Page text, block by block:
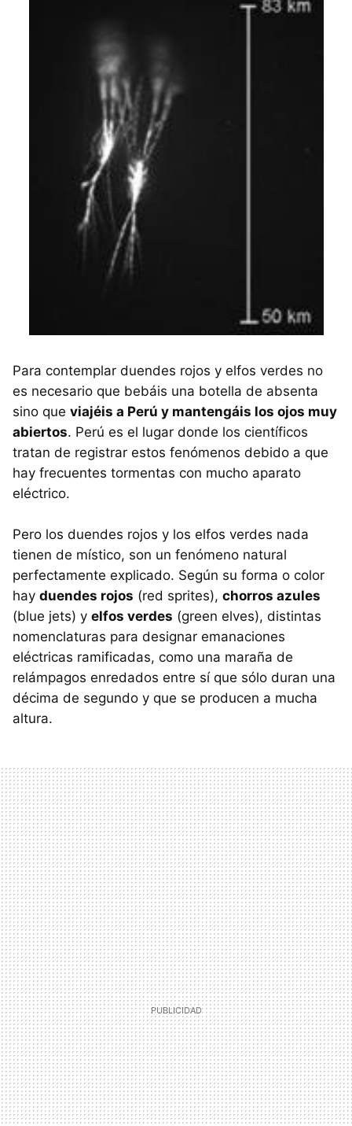
Para contemplar duendes rojos y elfos verdes no
es necesario que bebáis una botella de absenta
sino que viajéis a Perú y mantengáis los ojos muy
abiertos. Perú es el lugar donde los científicos
tratan de registrar estos fenómenos debido a que
hay frecuentes tormentas con mucho aparato
eléctrico.
Pero los duendes rojos y los elfos verdes nada
tienen de místico, son un fenómeno natural
perfectamente explicado. Según su forma o color
hay duendes rojos (red sprites), chorros azules
(blue jets) y elfos verdes (green elves), distintas
nomenclaturas para designar emanaciones
eléctricas ramificadas, como una maraña de
relámpagos enredados entre sí que sólo duran una
décima de segundo y que se producen a mucha
altura.